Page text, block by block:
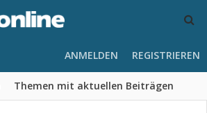
Themen mit aktuellen Beiträgen
ANMELDEN REGISTRIEREN